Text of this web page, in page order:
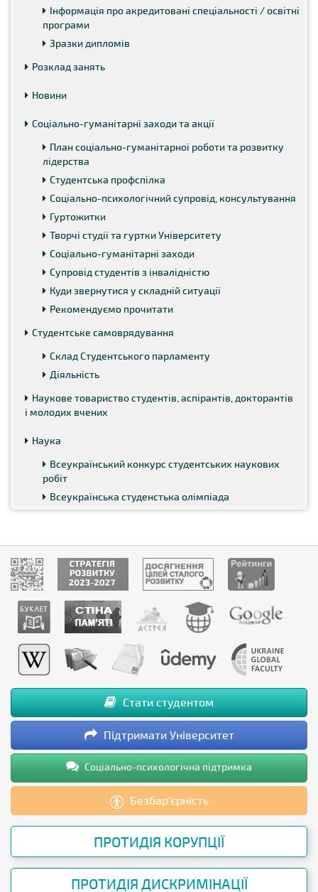
Інформація про акредитовані спеціальності / освітні
програми
Зразки дипломів
Розклад занять
Новини
Соціально-гуманітарні заходи та акції
План соціально-гуманітарної роботи та розвитку
лідерства
Студентська профспілка
Соціально-психологічний супровід, консультування
Гуртожитки
Творчі студії та гуртки Університету
Соціально-гуманітарні заходи
Супровід студентів з інвалідністю
Куди звернутися у складній ситуації
Рекомендуємо прочитати
Студентське самоврядування
Склад Студентського парламенту
Діяльність
Наукове товариство студентів, аспірантів, докторантів
і молодих вчених
Наука
Всеукраїнський конкурс студентських наукових
робіт
Всеукраїнська студенстька олімпіада
Стати студентом
Підтримати Університет
Соціально-психологічна підтримка
Безбар’єрність
ПРОТИДІЯ КОРУПЦІЇ
ПРОТИДІЯ ДИСКРИМІНАЦІЇ